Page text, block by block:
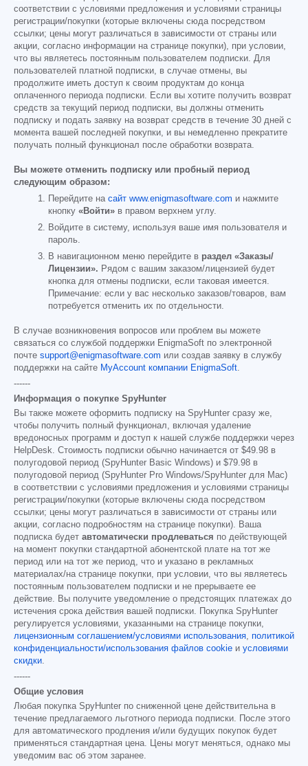
соответствии с условиями предложения и условиями страницы
регистрации/покупки (которые включены сюда посредством
ссылки; цены могут различаться в зависимости от страны или
акции, согласно информации на странице покупки), при условии,
что вы являетесь постоянным пользователем подписки. Для
пользователей платной подписки, в случае отмены, вы
продолжите иметь доступ к своим продуктам до конца
оплаченного периода подписки. Если вы хотите получить возврат
средств за текущий период подписки, вы должны отменить
подписку и подать заявку на возврат средств в течение 30 дней с
момента вашей последней покупки, и вы немедленно прекратите
получать полный функционал после обработки возврата.
Вы можете отменить подписку или пробный период
следующим образом:
Перейдите на сайт www.enigmasoftware.com и нажмите
кнопку «Войти» в правом верхнем углу.
Войдите в систему, используя ваше имя пользователя и
пароль.
В навигационном меню перейдите в раздел «Заказы/
Лицензии». Рядом с вашим заказом/лицензией будет
кнопка для отмены подписки, если таковая имеется.
Примечание: если у вас несколько заказов/товаров, вам
потребуется отменить их по отдельности.
В случае возникновения вопросов или проблем вы можете
связаться со службой поддержки EnigmaSoft по электронной
почте support@enigmasoftware.com или создав заявку в службу
поддержки на сайте MyAccount компании EnigmaSoft.
------
Информация о покупке SpyHunter
Вы также можете оформить подписку на SpyHunter сразу же,
чтобы получить полный функционал, включая удаление
вредоносных программ и доступ к нашей службе поддержки через
HelpDesk. Стоимость подписки обычно начинается от $49.98 в
полугодовой период (SpyHunter Basic Windows) и $79.98 в
полугодовой период (SpyHunter Pro Windows/SpyHunter для Mac)
в соответствии с условиями предложения и условиями страницы
регистрации/покупки (которые включены сюда посредством
ссылки; цены могут различаться в зависимости от страны или
акции, согласно подробностям на странице покупки). Ваша
подписка будет автоматически продлеваться по действующей
на момент покупки стандартной абонентской плате на тот же
период или на тот же период, что и указано в рекламных
материалах/на странице покупки, при условии, что вы являетесь
постоянным пользователем подписки и не прерываете ее
действие. Вы получите уведомление о предстоящих платежах до
истечения срока действия вашей подписки. Покупка SpyHunter
регулируется условиями, указанными на странице покупки,
лицензионным соглашением/условиями использования, политикой
конфиденциальности/использования файлов cookie и условиями
скидки.
------
Общие условия
Любая покупка SpyHunter по сниженной цене действительна в
течение предлагаемого льготного периода подписки. После этого
для автоматического продления и/или будущих покупок будет
применяться стандартная цена. Цены могут меняться, однако мы
уведомим вас об этом заранее.